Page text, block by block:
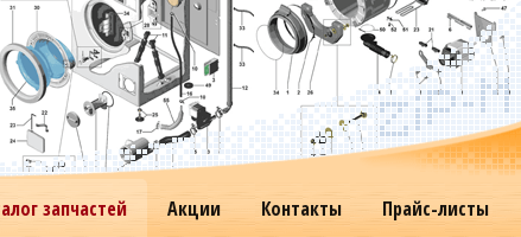
запчастей Акции Контакты Прайс-листы